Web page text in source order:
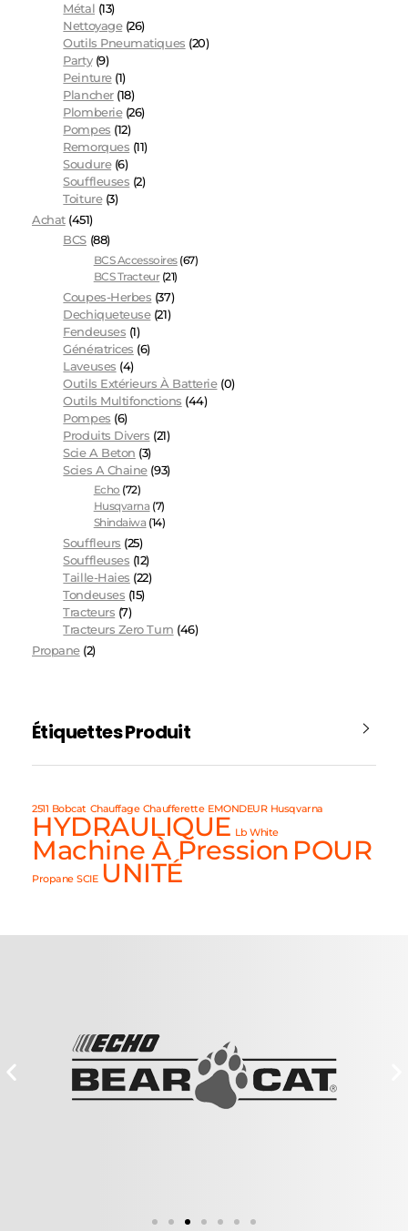
Métal (13)
Nettoyage (26)
Outils Pneumatiques (20)
Party (9)
Peinture (1)
Plancher (18)
Plomberie (26)
Pompes (12)
Remorques (11)
Soudure (6)
Souffleuses (2)
Toiture (3)
Achat (451)
BCS (88)
BCS Accessoires (67)
BCS Tracteur (21)
Coupes-Herbes (37)
Dechiqueteuse (21)
Fendeuses (1)
Génératrices (6)
Laveuses (4)
Outils Extérieurs À Batterie (0)
Outils Multifonctions (44)
Pompes (6)
Produits Divers (21)
Scie A Beton (3)
Scies A Chaine (93)
Echo (72)
Husqvarna (7)
Shindaiwa (14)
Souffleurs (25)
Souffleuses (12)
Taille-Haies (22)
Tondeuses (15)
Tracteurs (7)
Tracteurs Zero Turn (46)
Propane (2)
Étiquettes Produit
2511 Bobcat Chauffage Chaufferette EMONDEUR Husqvarna
HYDRAULIQUE Lb White
Machine À Pression POUR
Propane SCIE UNITÉ